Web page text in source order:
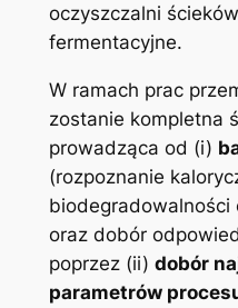
oczyszczalni
fermentacyjne.
W ramach prac
zostanie kompletna
prowadząca od (i)
(rozpoznanie
biodegradowalności
oraz dobór
poprzez (ii) dobór
parametrów